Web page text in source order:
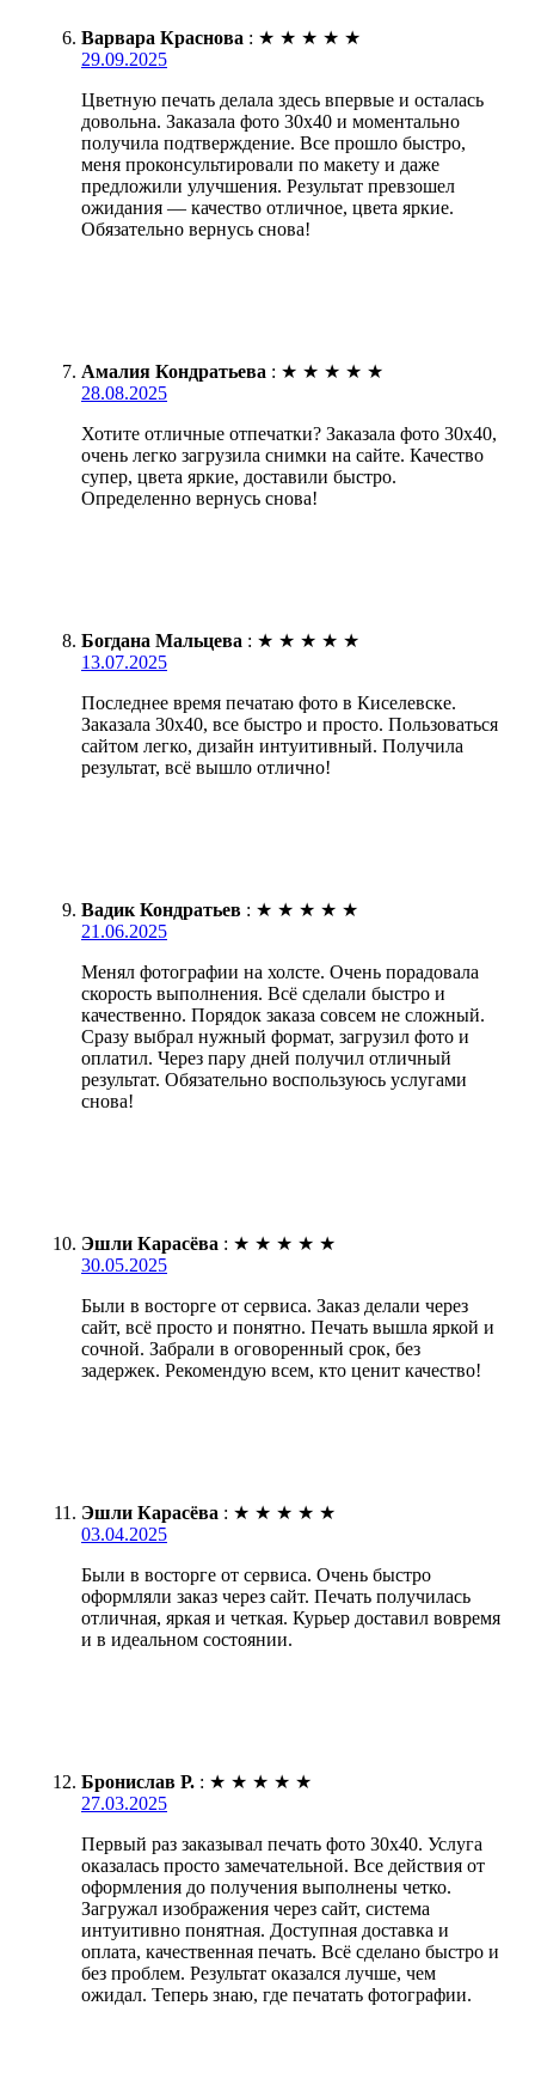
Варвара Краснова : ★ ★ ★ ★ ★
29.09.2025
Цветную печать делала здесь впервые и осталась
довольна. Заказала фото 30х40 и моментально
получила подтверждение. Все прошло быстро,
меня проконсультировали по макету и даже
предложили улучшения. Результат превзошел
ожидания — качество отличное, цвета яркие.
Обязательно вернусь снова!
Амалия Кондратьева : ★ ★ ★ ★ ★
28.08.2025
Хотите отличные отпечатки? Заказала фото 30х40,
очень легко загрузила снимки на сайте. Качество
супер, цвета яркие, доставили быстро.
Определенно вернусь снова!
Богдана Мальцева : ★ ★ ★ ★ ★
13.07.2025
Последнее время печатаю фото в Киселевске.
Заказала 30х40, все быстро и просто. Пользоваться
сайтом легко, дизайн интуитивный. Получила
результат, всё вышло отлично!
Вадик Кондратьев : ★ ★ ★ ★ ★
21.06.2025
Менял фотографии на холсте. Очень порадовала
скорость выполнения. Всё сделали быстро и
качественно. Порядок заказа совсем не сложный.
Сразу выбрал нужный формат, загрузил фото и
оплатил. Через пару дней получил отличный
результат. Обязательно воспользуюсь услугами
снова!
Эшли Карасёва : ★ ★ ★ ★ ★
30.05.2025
Были в восторге от сервиса. Заказ делали через
сайт, всё просто и понятно. Печать вышла яркой и
сочной. Забрали в оговоренный срок, без
задержек. Рекомендую всем, кто ценит качество!
Эшли Карасёва : ★ ★ ★ ★ ★
03.04.2025
Были в восторге от сервиса. Очень быстро
оформляли заказ через сайт. Печать получилась
отличная, яркая и четкая. Курьер доставил вовремя
и в идеальном состоянии.
Бронислав Р. : ★ ★ ★ ★ ★
27.03.2025
Первый раз заказывал печать фото 30х40. Услуга
оказалась просто замечательной. Все действия от
оформления до получения выполнены четко.
Загружал изображения через сайт, система
интуитивно понятная. Доступная доставка и
оплата, качественная печать. Всё сделано быстро и
без проблем. Результат оказался лучше, чем
ожидал. Теперь знаю, где печатать фотографии.